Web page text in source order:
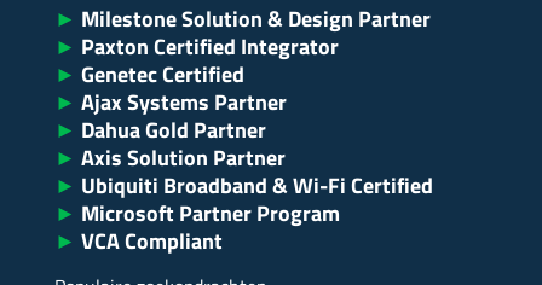
► Milestone Solution & Design Partner
► Paxton Certified Integrator
► Genetec Certified
► Ajax Systems Partner
► Dahua Gold Partner
► Axis Solution Partner
► Ubiquiti Broadband & Wi-Fi Certified
► Microsoft Partner Program
► VCA Compliant